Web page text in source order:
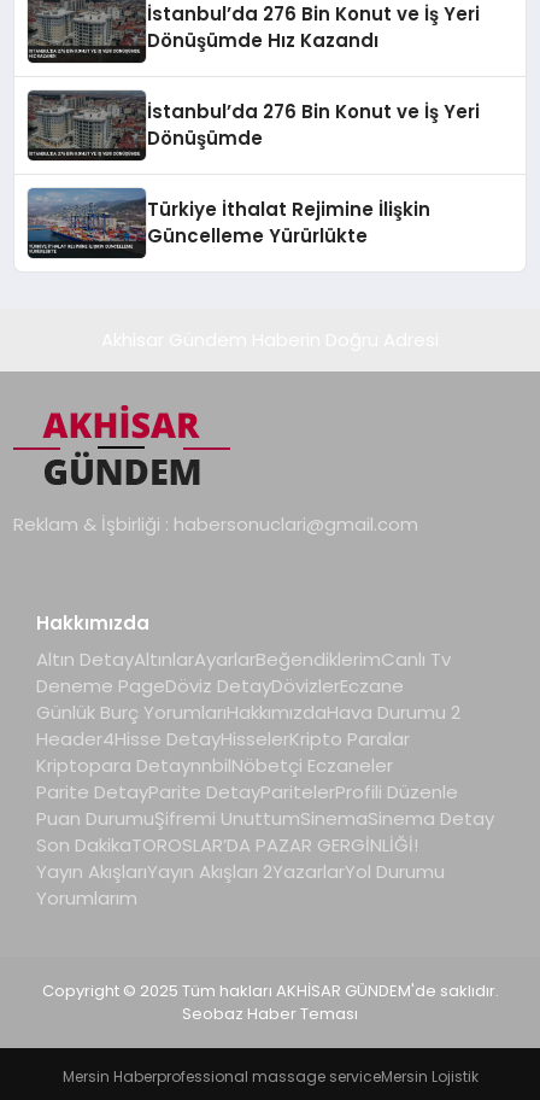
İstanbul’da 276 Bin Konut ve İş Yeri
Dönüşümde Hız Kazandı
İstanbul’da 276 Bin Konut ve İş Yeri
Dönüşümde
Türkiye İthalat Rejimine İlişkin
Güncelleme Yürürlükte
Reklam & İşbirliği : habersonuclari@gmail.com
Hakkımızda
Altın DetayAltınlarAyarlarBeğendiklerimCanlı Tv
Deneme PageDöviz DetayDövizlerEczane
Günlük Burç YorumlarıHakkımızdaHava Durumu 2
Header4Hisse DetayHisselerKripto Paralar
Kriptopara DetaynnbilNöbetçi Eczaneler
Parite DetayParite DetayParitelerProfili Düzenle
Puan DurumuŞifremi UnuttumSinemaSinema Detay
Son DakikaTOROSLAR’DA PAZAR GERGİNLİĞİ!
Yayın AkışlarıYayın Akışları 2YazarlarYol Durumu
Yorumlarım
Copyright © 2025 Tüm hakları AKHİSAR GÜNDEM'de saklıdır.
Seobaz Haber Teması
Mersin Haberprofessional massage serviceMersin Lojistik